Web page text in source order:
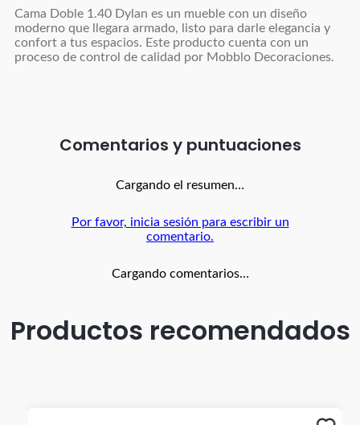
Cama Doble 1.40 Dylan es un mueble con un diseño
moderno que llegara armado, listo para darle elegancia y
confort a tus espacios. Este producto cuenta con un
proceso de control de calidad por Mobblo Decoraciones.
Comentarios
Cargando el resumen…
Por favor, inicia sesión para escribir un
comentario.
Cargando comentarios…
Productos recomendados